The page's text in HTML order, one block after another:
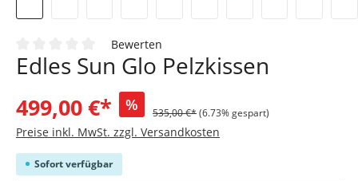
Durchschnittliche Bewertung von 0 von 5 Sternen
Bewerten
Edles Sun Glo Pelzkissen
499,00 €* % 535,00 €*(6.73% gespart)
Preise inkl. MwSt. zzgl. Versandkosten
Sofort verfügbar